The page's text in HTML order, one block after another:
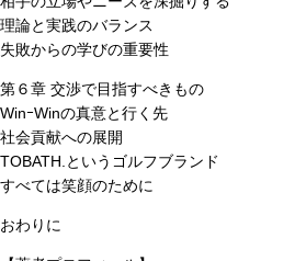
理論と実践のバランス
失敗からの学びの重要性
第６章 交渉で目指すべきもの
WinｰWinの真意と行く先
社会貢献への展開
TOBATH.というゴルフブランド
すべては笑顔のために
おわりに